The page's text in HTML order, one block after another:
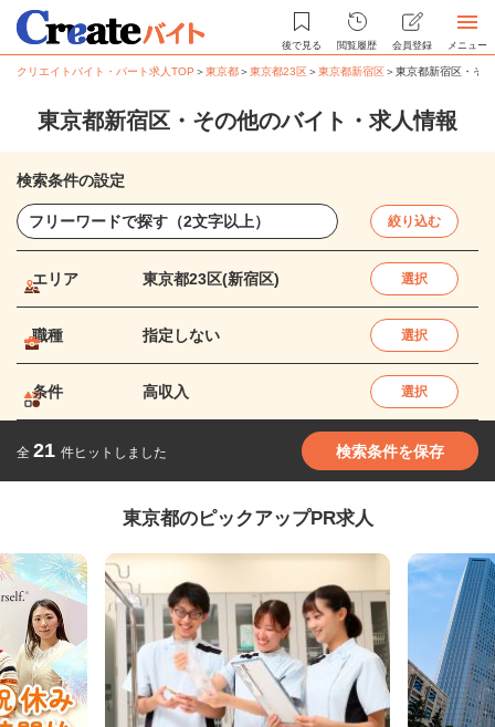
後で見る 閲覧履歴 会員登録 メニュー
クリエイトバイト・パート求人TOP ＞東京都＞東京都23区＞東京都新宿区＞東京都新宿区・そ
東京都新宿区・その他のバイト・求人情報
検索条件の設定
絞り込む
エリア 東京都23区(新宿区) 選択
職種 指定しない 選択
条件 高収入 選択
全 21 件ヒットしました 検索条件を保存
東京都のピックアップPR求人